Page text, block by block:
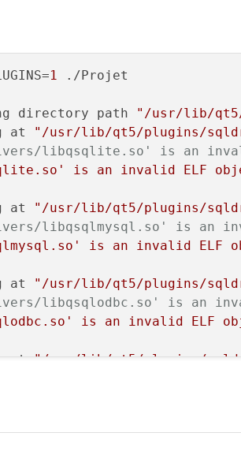
1 ./Projet
directory path "/usr/lib/
at
"/usr/lib/qt5/plugins/
libqsqlite.so' is an
is an invalid ELF
at
"/usr/lib/qt5/plugins/
libqsqlmysql.so' is an
is an invalid ELF
at
"/usr/lib/qt5/plugins/
libqsqlodbc.so' is an
is an invalid ELF
at "/usr/lib/qt5/plugins/
directory path "/home/root/